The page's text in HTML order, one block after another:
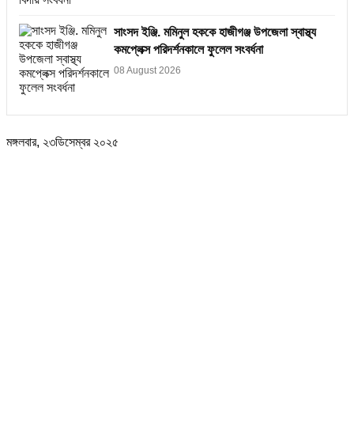
সাংসদ ইঞ্জি. মমিনুল হককে হাজীগঞ্জ উপজেলা স্বাস্থ্য
কমপ্লেক্স পরিদর্শনকালে ফুলেল সংবর্ধনা
08 August 2026
মঙ্গলবার, ২৩ডিসেম্বর ২০২৫